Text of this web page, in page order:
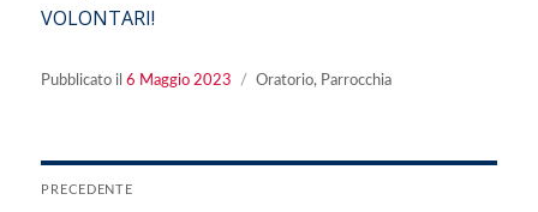
VOLONTARI!
Pubblicato ilPubblicato
6 Maggio 2023 Categorie
Oratorio, Parrocchia
Navigazione
PRECEDENTE